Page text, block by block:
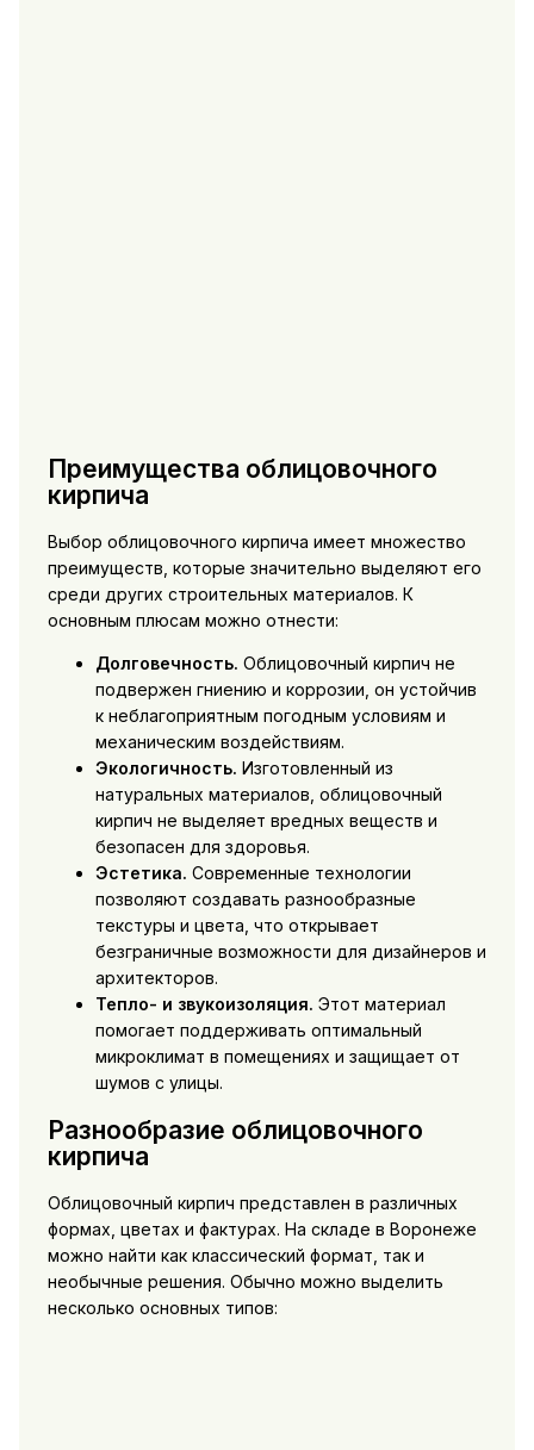
Преимущества облицовочного
кирпича
Выбор облицовочного кирпича имеет множество
преимуществ, которые значительно выделяют его
среди других строительных материалов. К
основным плюсам можно отнести:
Долговечность. Облицовочный кирпич не
подвержен гниению и коррозии, он устойчив
к неблагоприятным погодным условиям и
механическим воздействиям.
Экологичность. Изготовленный из
натуральных материалов, облицовочный
кирпич не выделяет вредных веществ и
безопасен для здоровья.
Эстетика. Современные технологии
позволяют создавать разнообразные
текстуры и цвета, что открывает
безграничные возможности для дизайнеров и
архитекторов.
Тепло- и звукоизоляция. Этот материал
помогает поддерживать оптимальный
микроклимат в помещениях и защищает от
шумов с улицы.
Разнообразие облицовочного
кирпича
Облицовочный кирпич представлен в различных
формах, цветах и фактурах. На складе в Воронеже
можно найти как классический формат, так и
необычные решения. Обычно можно выделить
несколько основных типов: